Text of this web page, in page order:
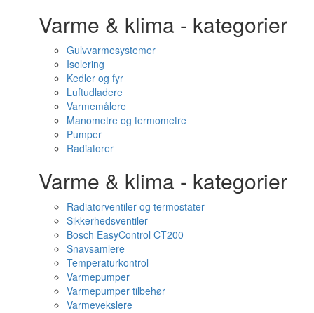
Varme & klima - kategorier
Gulvvarmesystemer
Isolering
Kedler og fyr
Luftudladere
Varmemålere
Manometre og termometre
Pumper
Radiatorer
Varme & klima - kategorier
Radiatorventiler og termostater
Sikkerhedsventiler
Bosch EasyControl CT200
Snavsamlere
Temperaturkontrol
Varmepumper
Varmepumper tilbehør
Varmevekslere